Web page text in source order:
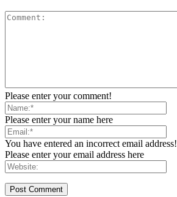
Please enter your comment!
Please enter your name here
You have entered an incorrect email address!
Please enter your email address here